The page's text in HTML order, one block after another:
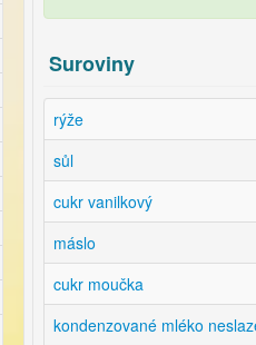
Suroviny
rýže
sůl
cukr vanilkový
máslo
cukr moučka
kondenzované mléko